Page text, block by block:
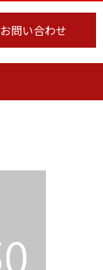
お問い合わせ